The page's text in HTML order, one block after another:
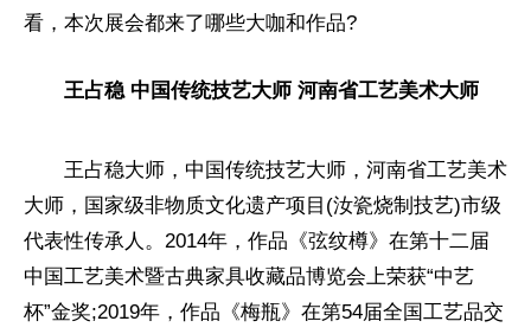
看，本次展会都来了哪些大咖和作品?
王占稳 中国传统技艺大师 河南省工艺美术大师
王占稳大师，中国传统技艺大师，河南省工艺美术
大师， 国家级非物质文化遗产项目(汝瓷烧制技艺)市级
代表性传承人。2014年，作品《弦纹樽》在第十二届
中国工艺美术暨古典家具收藏品博览会上荣获“中艺
杯”金奖;2019年，作品《梅瓶》在第54届全国工艺品交